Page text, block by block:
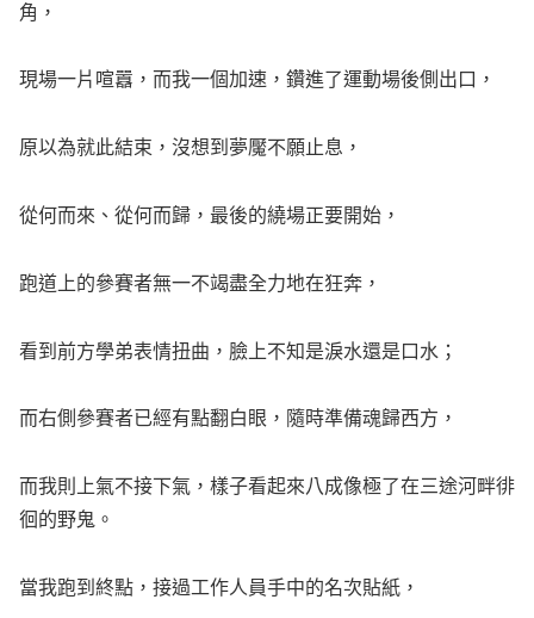
角，
現場一片喧囂，而我一個加速，鑽進了運動場後側出口，
原以為就此結束，沒想到夢魘不願止息，
從何而來、從何而歸，最後的繞場正要開始，
跑道上的參賽者無一不竭盡全力地在狂奔，
看到前方學弟表情扭曲，臉上不知是淚水還是口水；
而右側參賽者已經有點翻白眼，隨時準備魂歸西方，
而我則上氣不接下氣，樣子看起來八成像極了在三途河畔徘
徊的野鬼。
當我跑到終點，接過工作人員手中的名次貼紙，